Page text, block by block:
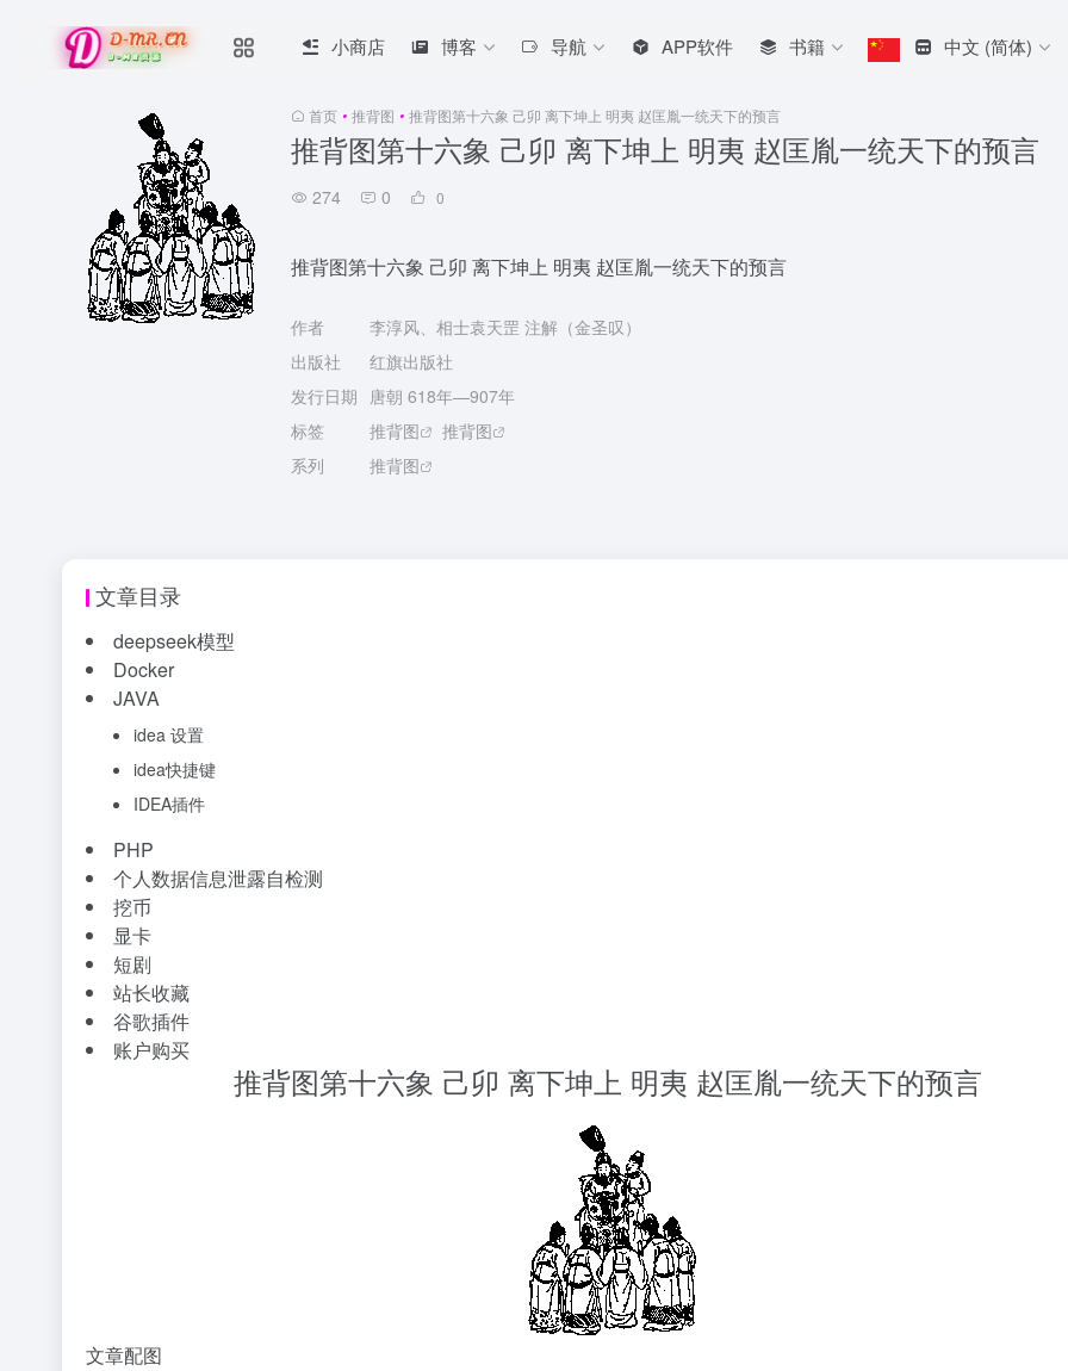
小商店 博客 导航 APP软件 书籍 中文 (简体)
首页 • 推背图 • 推背图第十六象 己卯 离下坤上 明夷 赵匡胤一统天下的预言
推背图第十六象 己卯 离下坤上 明夷 赵匡胤一统天下的预言
274 0 0
推背图第十六象 己卯 离下坤上 明夷 赵匡胤一统天下的预言
作者
李淳风、相士袁天罡 注解（金圣叹）
出版社
红旗出版社
发行日期 唐朝 618年—907年
标签
推背图
推背图
系列
推背图
文章目录
deepseek模型
Docker
JAVA
idea 设置
idea快捷键
IDEA插件
PHP
个人数据信息泄露自检测
挖币
显卡
短剧
站长收藏
谷歌插件
账户购买
推背图第十六象 己卯 离下坤上 明夷 赵匡胤一统天下的预言
文章配图